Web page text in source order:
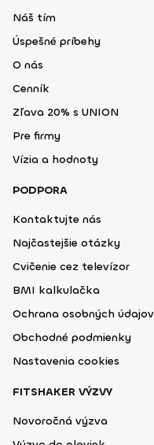
Náš tím
Úspešné príbehy
O nás
Cenník
Zľava 20% s UNION
Pre firmy
Vízia a hodnoty
PODPORA
Kontaktujte nás
Najčastejšie otázky
Cvičenie cez televízor
BMI kalkulačka
Ochrana osobných údajov
Obchodné podmienky
Nastavenia cookies
FITSHAKER VÝZVY
Novoročná výzva